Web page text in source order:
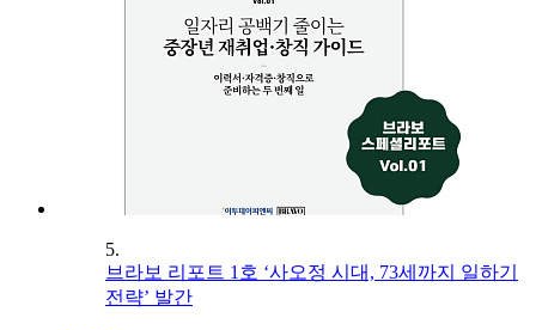
5.
브라보 리포트 1호 ‘사오정 시대, 73세까지 일하기
전략’ 발간